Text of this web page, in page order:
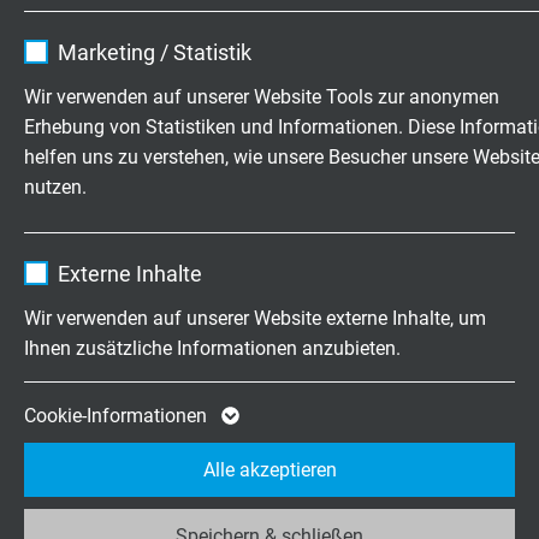
Laufzeit 1 Jahr
Marketing / Statistik
Wir verwenden auf unserer Website Tools zur anonymen
Erhebung von Statistiken und Informationen. Diese
helfen uns zu verstehen, wie unsere Besucher unsere Website
nutzen.
Laufzeit 2 Jahre
Zweck
Cookie von Google für Website-Analysen.
Erzeugt statistische Daten darüber, wie der
Besucher die Website nutzt.
Externe Inhalte
Wir verwenden auf unserer Website externe Inhalte, um
Ihnen zusätzliche Informationen anzubieten.
Cookie-Informationen
Alle akzeptieren
Anschluss Seite 2
M12 D-kodiert, gerade, angespritzt mit
Rüttelsicherung
Kennzeichnung
weißes Kennzeichnungsetikett mit Aufdruck:
Artikel-Nr. - Auftrags-Nr.
ARTIKELNUMMER MIT LÄNGENSCHLÜSSEL
Art.-Nr. Länge
S0667-4002-00050
Artikel anfragen
S0667-4002-00100 1,0 m
Artikel anfragen